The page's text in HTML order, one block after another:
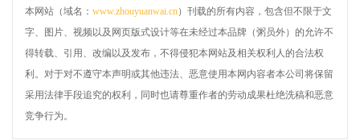
本网站（域名： www.zhouyuanwai.cn）刊载的所有内容，包含但不限于文
字、图片、视频以及网页版式设计等在未经过本品牌（粥员外）的允许不
得转载、引用、改编以及发布，不得侵犯本网站及相关权利人的合法权
利。对于对不遵守本声明或其他违法、恶意使用本网内容者本公司将保留
采用法律手段追究的权利，同时也请尊重作者的劳动成果杜绝洗稿和恶意
竞争行为。